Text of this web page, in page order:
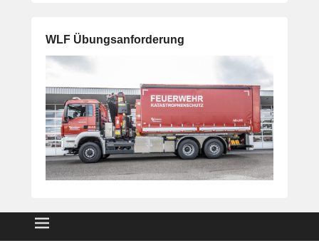
WLF Übungsanforderung